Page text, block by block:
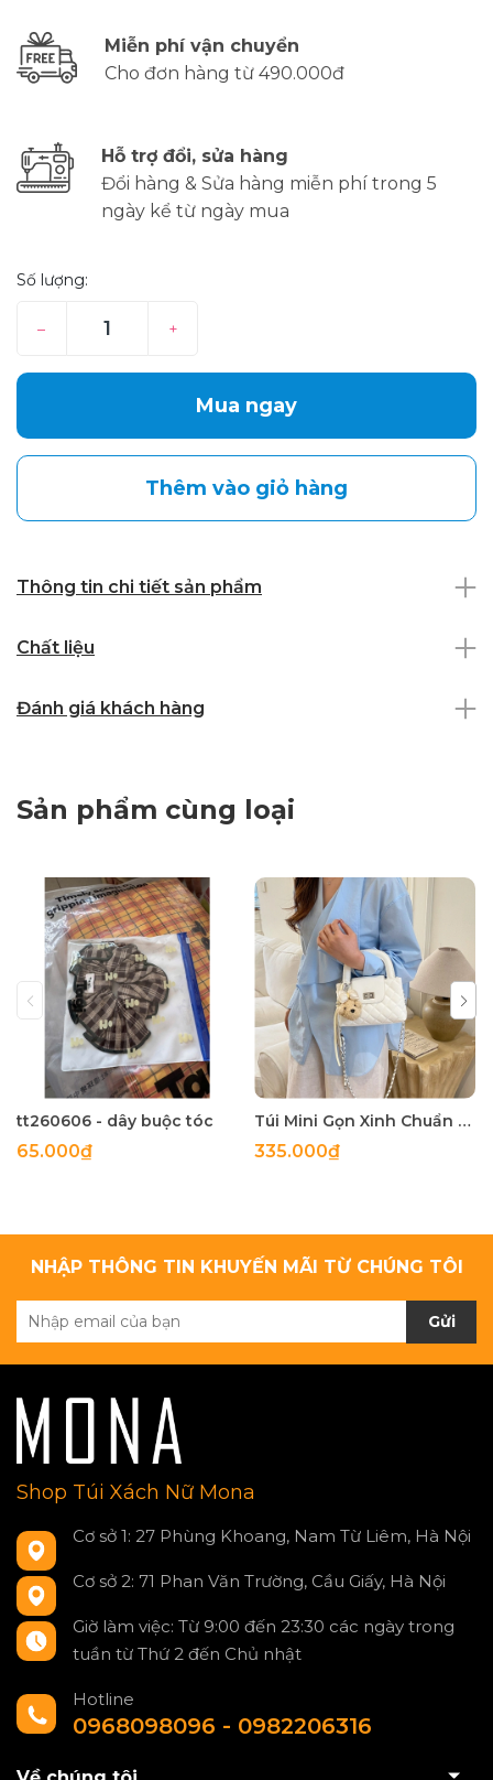
Miễn phí vận chuyển
Cho đơn hàng từ 490.000đ
Hỗ trợ đổi, sửa hàng
Đổi hàng & Sửa hàng miễn phí trong 5
ngày kể từ ngày mua
Số lượng:
– +
Mua ngay
Thêm vào giỏ hàng
Thông tin chi tiết sản phẩm
Chất liệu
Đánh giá khách hàng
Sản phẩm cùng loại
tt260606 - dây buộc tóc
65.000₫
Túi Mini Gọn Xinh Chuẩn Gu - tt260518
335.000₫
NHẬP THÔNG TIN KHUYẾN MÃI TỪ CHÚNG TÔI
Gửi
Shop Túi Xách Nữ Mona
Cơ sở 1: 27 Phùng Khoang, Nam Từ Liêm, Hà Nội
Cơ sở 2: 71 Phan Văn Trường, Cầu Giấy, Hà Nội
Giờ làm việc: Từ 9:00 đến 23:30 các ngày trong
tuần từ Thứ 2 đến Chủ nhật
Hotline
0968098096 - 0982206316